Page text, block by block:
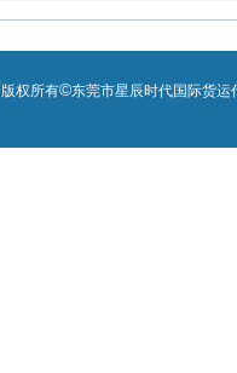
版权所有©东莞市星辰时代国际货